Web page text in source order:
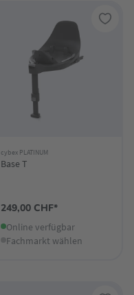
cybex PLATINUM
Base T
249,00 CHF*
Online verfügbar
Fachmarkt wählen